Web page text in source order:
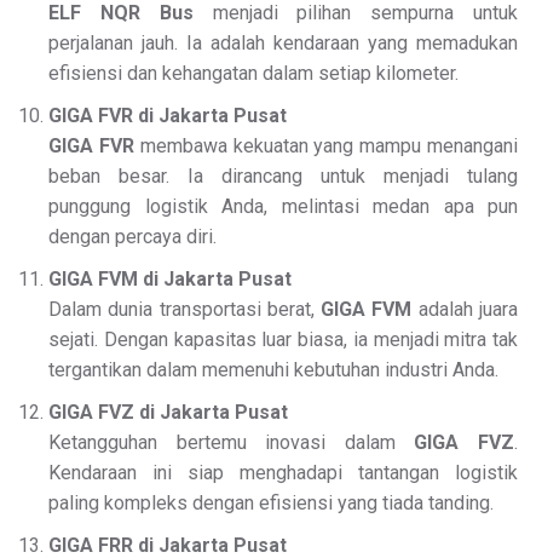
ELF NQR Bus menjadi pilihan sempurna untuk
perjalanan jauh. Ia adalah kendaraan yang memadukan
efisiensi dan kehangatan dalam setiap kilometer.
GIGA FVR di Jakarta Pusat
GIGA FVRmembawa kekuatan yang mampu menangani
beban besar. Ia dirancang untuk menjadi tulang
punggung logistik Anda, melintasi medan apa pun
dengan percaya diri.
GIGA FVM di Jakarta Pusat
Dalam dunia transportasi berat, GIGA FVM adalah juara
sejati. Dengan kapasitas luar biasa, ia menjadi mitra tak
tergantikan dalam memenuhi kebutuhan industri Anda.
GIGA FVZ di Jakarta Pusat
Ketangguhan bertemu inovasi dalam GIGA FVZ.
Kendaraan ini siap menghadapi tantangan logistik
paling kompleks dengan efisiensi yang tiada tanding.
GIGA FRR di Jakarta Pusat